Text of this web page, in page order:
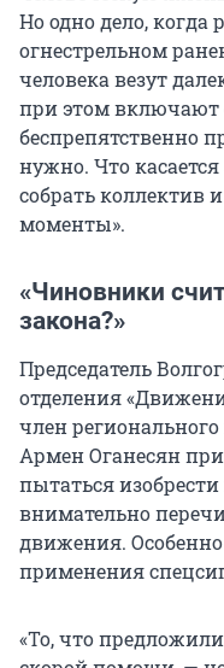
Но одно дело, когда
огнестрельном
человека везут
при этом включают
беспрепятственно
нужно. Что
собрать коллектив
моменты».
«Чиновники
закона?»
Председатель
отделения
член
Армен Оганесян
пытаться
внимательно
движения. Особенно
применения
«То, что